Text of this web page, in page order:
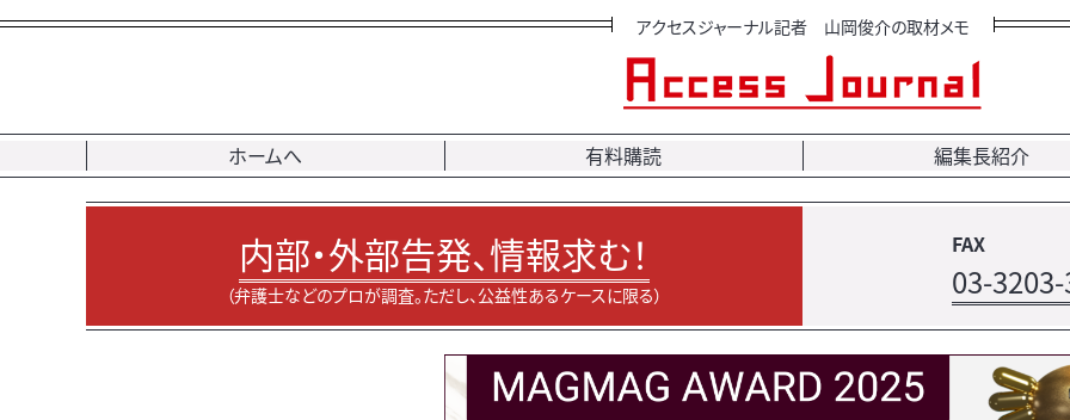
アクセスジャーナル記者 山岡俊介の取材メモ
ホームへ 有料購読 編集長紹介
内部・外部告発、情報求む！
（弁護士などのプロが調査。ただし、公益性あるケースに限る）
FAX
03-